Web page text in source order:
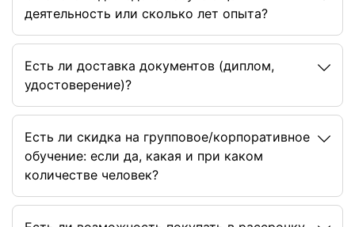
деятельность или сколько лет опыта?
Есть ли доставка документов (диплом,
удостоверение)?
Есть ли скидка на групповое/корпоративное
обучение: если да, какая и при каком
количестве человек?